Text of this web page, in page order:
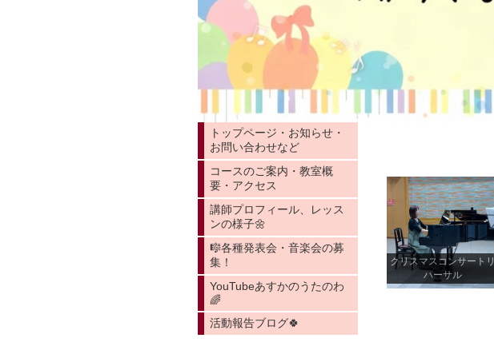
クリスマスコンサートリ
ハーサル
トップページ・お知らせ・
お問い合わせなど
コースのご案内・教室概
要・アクセス
講師プロフィール、レッス
ンの様子🌼
🎼各種発表会・音楽会の募
集！
YouTubeあすかのうたのわ
🌈
活動報告ブログ🍀